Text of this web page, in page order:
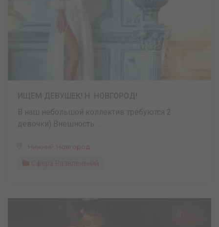
В наш небольшой коллектив требуются 2
девочки) Внешность ...
Нижний Новгород
Сфера Развлечений